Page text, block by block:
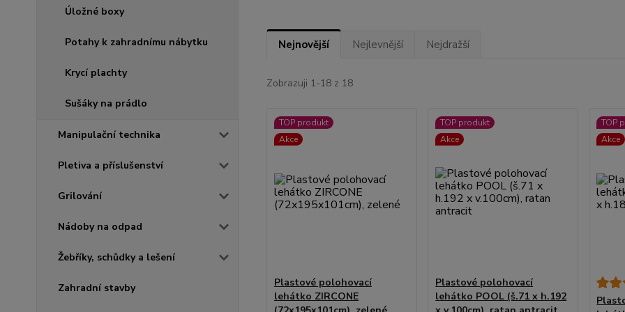
Úložné boxy
Potahy k zahradnímu nábytku
Krycí plachty
Sušáky na prádlo
Manipulační technika
Pletiva a příslušenství
Grilování
Nádoby na odpad
Žebříky, schůdky a lešení
Zahradní stavby
Nejnovější Nejlevnější Nejdražší
Zobrazuji 1-18 z 18
TOP produkt
Akce
Plastové polohovací
lehátko ZIRCONE
TOP produkt
Akce
Plastové polohovací
lehátko POOL (š.71 x h.192
TOP
Akce